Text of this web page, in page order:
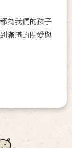
為我們的孩子
滿滿的關愛與